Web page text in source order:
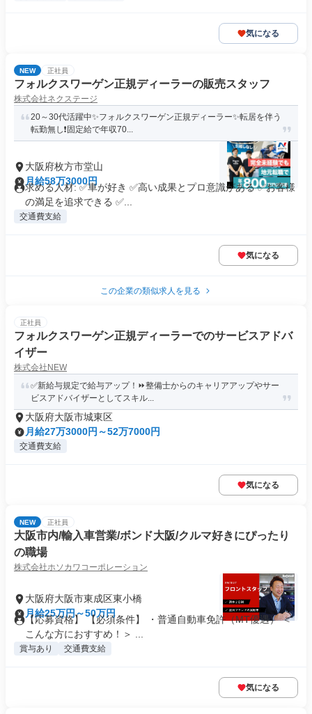
気になる
NEW 正社員
フォルクスワーゲン正規ディーラーの販売スタッフ
株式会社ネクステージ
20～30代活躍中✨フォルクスワーゲン正規ディーラー✨転居を伴う
転勤無し❗固定給で年収70...
大阪府枚方市堂山
月給58万3000円
求める人材: ✅車が好き ✅高い成果とプロ意識がある ✅お客様
の満足を追求できる ✅...
交通費支給
気になる
この企業の類似求人を見る
正社員
フォルクスワーゲン正規ディーラーでのサービスアドバ
イザー
株式会社NEW
✅新給与規定で給与アップ！⏩️整備士からのキャリアアップやサー
ビスアドバイザーとしてスキル...
大阪府大阪市城東区
月給27万3000円～52万7000円
交通費支給
気になる
NEW 正社員
大阪市内/輸入車営業/ボンド大阪/クルマ好きにぴったり
の職場
株式会社ホソカワコーポレーション
大阪府大阪市東成区東小橋
月給25万円～50万円
【応募資格】 【必須条件】 ・普通自動車免許（MT優遇） ＜
こんな方におすすめ！＞ ...
賞与あり 交通費支給
気になる